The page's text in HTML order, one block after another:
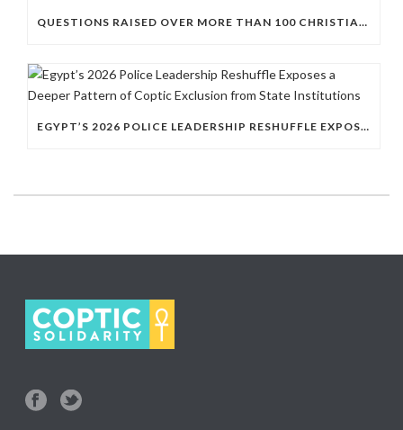
QUESTIONS RAISED OVER MORE THAN 100 CHRISTIAN DETAINEES HELD IN A SINGLE EGYPTIAN PRISON
EGYPT’S 2026 POLICE LEADERSHIP RESHUFFLE EXPOSES A DEEPER PATTERN OF COPTIC EXCLUSION FROM STATE INSTITUTIONS